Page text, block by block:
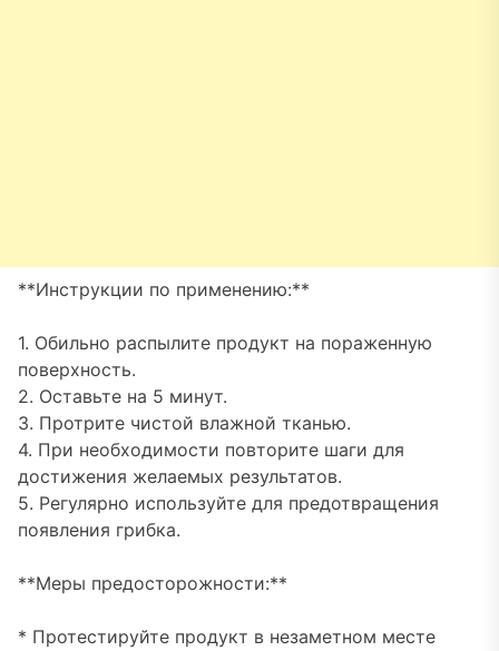
**Инструкции по применению:**
1. Обильно распылите продукт на пораженную
поверхность.
2. Оставьте на 5 минут.
3. Протрите чистой влажной тканью.
4. При необходимости повторите шаги для
достижения желаемых результатов.
5. Регулярно используйте для предотвращения
появления грибка.
**Меры предосторожности:**
* Протестируйте продукт в незаметном месте